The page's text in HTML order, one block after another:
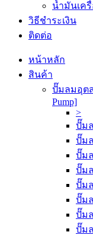
น้ำมันเค
วิธีชำระเงิน
ติดต่อ
หน้าหลัก
สินค้า
ปั๊มลมอุต
Pump]
>
ปั๊ม
ปั๊ม
ปั๊ม
ปั๊ม
ปั๊ม
ปั๊ม
ปั๊ม
ปั๊ม